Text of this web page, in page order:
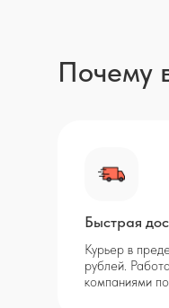
Почему
Быстрая
Курьер в
рублей.
компаниями